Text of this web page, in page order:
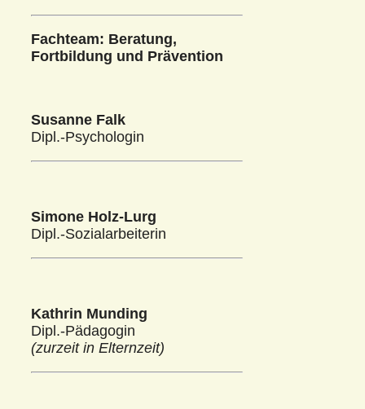
Fachteam: Beratung,
Fortbildung und Prävention
Susanne Falk
Dipl.-Psychologin
Simone Holz-Lurg
Dipl.-Sozialarbeiterin
Kathrin Munding
Dipl.-Pädagogin
(zurzeit in Elternzeit)